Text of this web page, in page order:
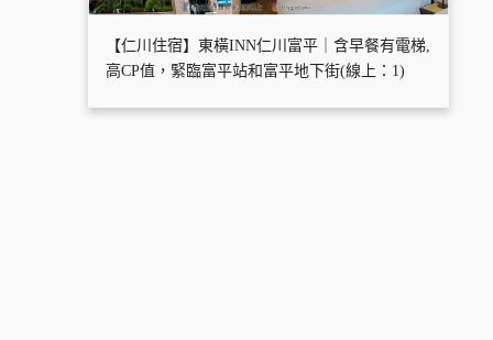
【仁川住宿】東橫INN仁川富平｜含早餐有電梯,
高CP值，緊臨富平站和富平地下街(線上：1)